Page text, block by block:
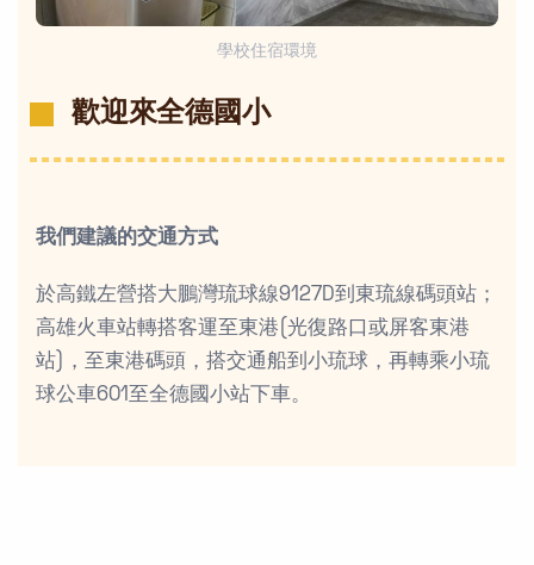
學校住宿環境
歡迎來全德國小
我們建議的交通方式
於高鐵左營搭大鵬灣琉球線9127D到東琉線碼頭站；
高雄火車站轉搭客運至東港(光復路口或屏客東港
站)，至東港碼頭，搭交通船到小琉球，再轉乘小琉
球公車601至全德國小站下車。